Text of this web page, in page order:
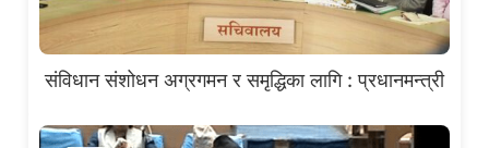
संविधान संशोधन अग्रगमन र समृद्धिका लागि : प्रधानमन्त्री